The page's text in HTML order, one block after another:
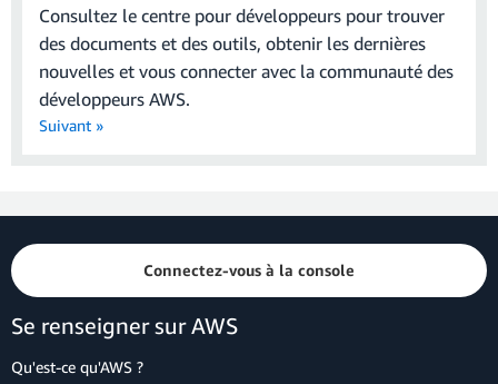
Consultez le centre pour développeurs pour trouver
des documents et des outils, obtenir les dernières
nouvelles et vous connecter avec la communauté des
développeurs AWS.
Suivant »
Connectez-vous à la console
Se renseigner sur AWS
Qu'est-ce qu'AWS ?